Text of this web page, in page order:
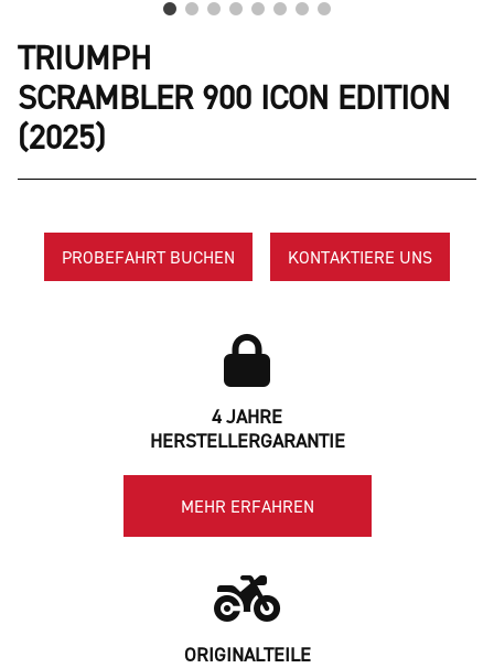
TRIUMPH
SCRAMBLER 900 ICON EDITION
(2025)
PROBEFAHRT BUCHEN KONTAKTIERE UNS
4 JAHRE
HERSTELLERGARANTIE
MEHR ERFAHREN
ORIGINALTEILE